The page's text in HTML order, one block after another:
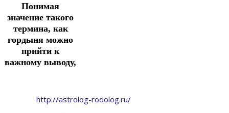
Понимая
значение такого
термина, как
гордыня можно
прийти к
важному выводу,
http://astrolog-rodolog.ru/